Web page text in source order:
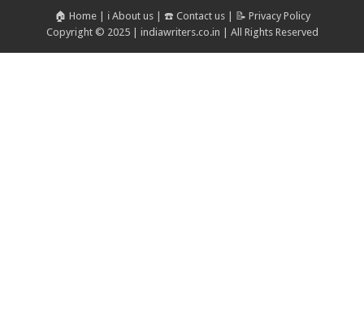
🏠 Home| ℹ️ About us| ☎️ Contact us| 📝 Privacy Policy
Copyright © 2025 | indiawriters.co.in | All Rights Reserved